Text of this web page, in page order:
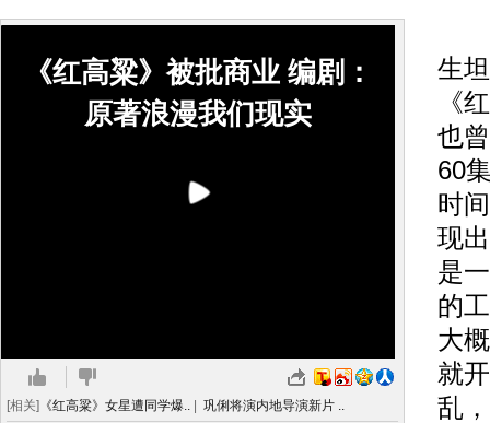
《红高粱》被批商业 编剧：
原著浪漫我们现实
[相关] 《红高粱》女星遭同学爆.. 巩俐将演内地导演新片 ..
生
《
也
60
时
现
是
的
大
就
乱